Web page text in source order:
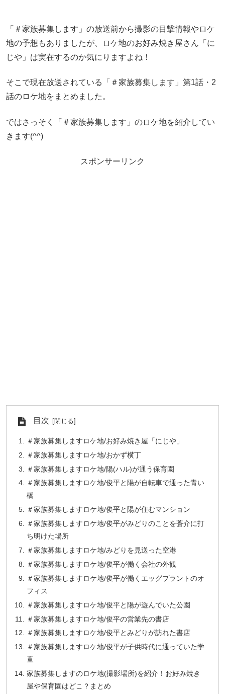
「＃家族募集します」の放送前から撮影の目撃情報やロケ
地の予想もありましたが、ロケ地のお好み焼き屋さん「に
じや」は実在するのか気にりますよね！
そこで現在放送されている「＃家族募集します」第1話・2
話のロケ地をまとめました。
ではさっそく「＃家族募集します」のロケ地を紹介してい
きます(^^)
スポンサーリンク
目次
＃家族募集しますロケ地/お好み焼き屋「にじや」
＃家族募集しますロケ地/おかず横丁
＃家族募集しますロケ地/陽(ハル)が通う保育園
＃家族募集しますロケ地/俊平と陽が自転車で通った青い
橋
＃家族募集しますロケ地/俊平と陽が住むマンション
＃家族募集しますロケ地/俊平がみどりのことを蒼介に打
ち明けた場所
＃家族募集しますロケ地/みどりを見送った空港
＃家族募集しますロケ地/俊平が働く会社の外観
＃家族募集しますロケ地/俊平が働くエッグプラントのオ
フィス
＃家族募集しますロケ地/俊平と陽が遊んでいた公園
＃家族募集しますロケ地/俊平の営業先の書店
＃家族募集しますロケ地/俊平とみどりが訪れた書店
＃家族募集しますロケ地/俊平が子供時代に通っていた学
童
家族募集しますのロケ地(撮影場所)を紹介！お好み焼き
屋や保育園はどこ？まとめ